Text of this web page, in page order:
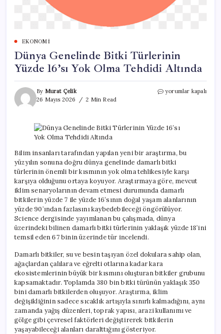
EKONOMI
Dünya Genelinde Bitki Türlerinin
Yüzde 16’sı Yok Olma Tehdidi Altında
By Murat Çelik
26 Mayıs 2026
2 Min Read
Dünya
Yüzde
16’sı
Tehdidi
Altında
için
yorumlar kapalı
Bilim insanları tarafından yapılan yeni bir araştırma, bu
yüzyılın sonuna doğru dünya genelinde damarlı bitki
türlerinin önemli bir kısmının yok olma tehlikesiyle karşı
karşıya olduğunu ortaya koyuyor. Araştırmaya göre, mevcut
iklim senaryolarının devam etmesi durumunda damarlı
bitkilerin yüzde 7 ile yüzde 16’sının doğal yaşam alanlarının
yüzde 90’ından fazlasını kaybedebileceği öngörülüyor.
Science dergisinde yayımlanan bu çalışmada, dünya
üzerindeki bilinen damarlı bitki türlerinin yaklaşık yüzde 18’ini
temsil eden 67 binin üzerinde tür incelendi.
Damarlı bitkiler, su ve besin taşıyan özel dokulara sahip olan,
ağaçlardan çalılara ve eğrelti otlarına kadar kara
ekosistemlerinin büyük bir kısmını oluşturan bitkiler grubunu
kapsamaktadır. Toplamda 380 bin bitki türünün yaklaşık 350
bini damarlı bitkilerden oluşuyor. Araştırma, iklim
değişikliğinin sadece sıcaklık artışıyla sınırlı kalmadığını, aynı
zamanda yağış düzenleri, toprak yapısı, arazi kullanımı ve
gölge gibi çevresel faktörleri değiştirerek bitkilerin
yaşayabileceği alanları daralttığını gösteriyor.